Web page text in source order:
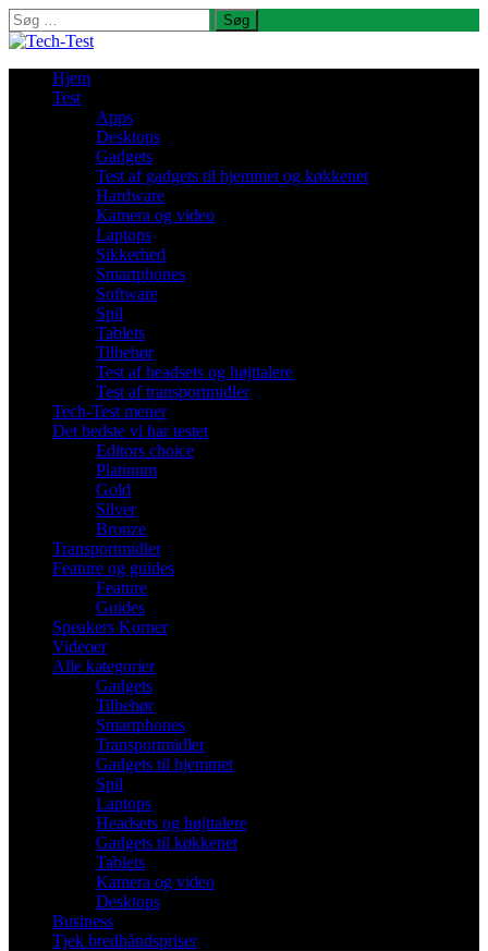
Søg
efter:
Hjem
Test
Apps
Desktops
Gadgets
Test af gadgets til hjemmet og køkkenet
Hardware
Kamera og video
Laptops
Sikkerhed
Smartphones
Software
Spil
Tablets
Tilbehør
Test af headsets og højttalere
Test af transportmidler
Tech-Test mener
Det bedste vi har testet
Editors choice
Platinum
Gold
Silver
Bronze
Transportmidler
Feature og guides
Feature
Guides
Speakers Korner
Videoer
Alle kategorier
Gadgets
Tilbehør
Smartphones
Transportmidler
Gadgets til hjemmet
Spil
Laptops
Headsets og højttalere
Gadgets til køkkenet
Tablets
Kamera og video
Desktops
Business
Tjek bredbåndspriser